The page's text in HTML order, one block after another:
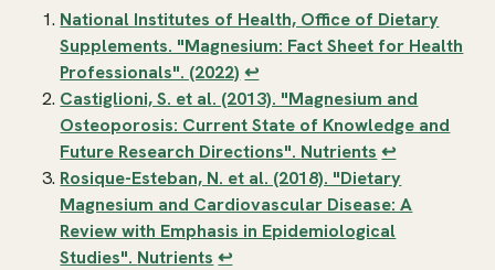
National Institutes of Health, Office of Dietary
Supplements. "Magnesium: Fact Sheet for Health
Professionals". (2022) ↩
Castiglioni, S. et al. (2013). "Magnesium and
Osteoporosis: Current State of Knowledge and
Future Research Directions". Nutrients ↩
Rosique-Esteban, N. et al. (2018). "Dietary
Magnesium and Cardiovascular Disease: A
Review with Emphasis in Epidemiological
Studies". Nutrients ↩